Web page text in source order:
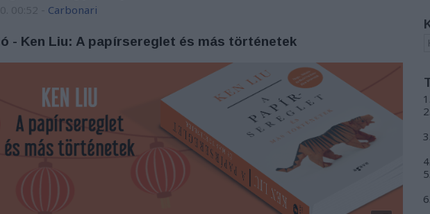
Carbonari
- Ken Liu: A papírsereglet és más történetek